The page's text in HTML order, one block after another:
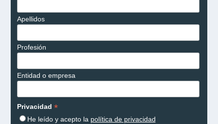
Apellidos
Profesión
Entidad o empresa
Privacidad *
He leído y acepto la política de privacidad